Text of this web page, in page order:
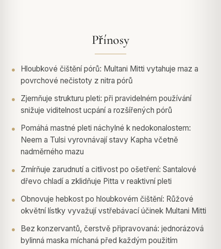
Přínosy
Hloubkové čištění pórů: Multani Mitti vytahuje maz a
povrchové nečistoty z nitra pórů
Zjemňuje strukturu pleti: při pravidelném používání
snižuje viditelnost ucpání a rozšířených pórů
Pomáhá mastné pleti náchylné k nedokonalostem:
Neem a Tulsi vyrovnávají stavy Kapha včetně
nadměrného mazu
Zmírňuje zarudnutí a citlivost po ošetření: Santalové
dřevo chladí a zklidňuje Pitta v reaktivní pleti
Obnovuje hebkost po hloubkovém čištění: Růžové
okvětní lístky vyvažují vstřebávací účinek Multani Mitti
Bez konzervantů, čerstvě připravovaná: jednorázová
bylinná maska míchaná před každým použitím